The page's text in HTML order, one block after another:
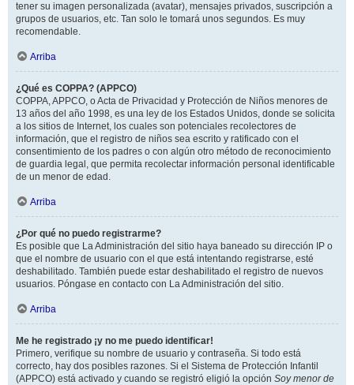
tener su imagen personalizada (avatar), mensajes privados, suscripción a
grupos de usuarios, etc. Tan solo le tomará unos segundos. Es muy
recomendable.
Arriba
¿Qué es COPPA? (APPCO)
COPPA, APPCO, o Acta de Privacidad y Protección de Niños menores de
13 años del año 1998, es una ley de los Estados Unidos, donde se solicita
a los sitios de Internet, los cuales son potenciales recolectores de
información, que el registro de niños sea escrito y ratificado con el
consentimiento de los padres o con algún otro método de reconocimiento
de guardia legal, que permita recolectar información personal identificable
de un menor de edad.
Arriba
¿Por qué no puedo registrarme?
Es posible que La Administración del sitio haya baneado su dirección IP o
que el nombre de usuario con el que está intentando registrarse, esté
deshabilitado. También puede estar deshabilitado el registro de nuevos
usuarios. Póngase en contacto con La Administración del sitio.
Arriba
Me he registrado ¡y no me puedo identificar!
Primero, verifique su nombre de usuario y contraseña. Si todo está
correcto, hay dos posibles razones. Si el Sistema de Protección Infantil
(APPCO) está activado y cuando se registró eligió la opción Soy menor de